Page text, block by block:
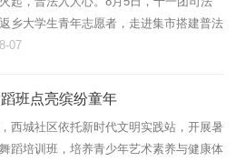
乡大学生青年志愿者，走进集市搭建普法
展法治宣讲活动，以青春力量解锁接地
07
班点亮缤纷童年
西城社区依托新时代文明实践站，开展暑
蹈培训班，培养青少年艺术素养与健康体